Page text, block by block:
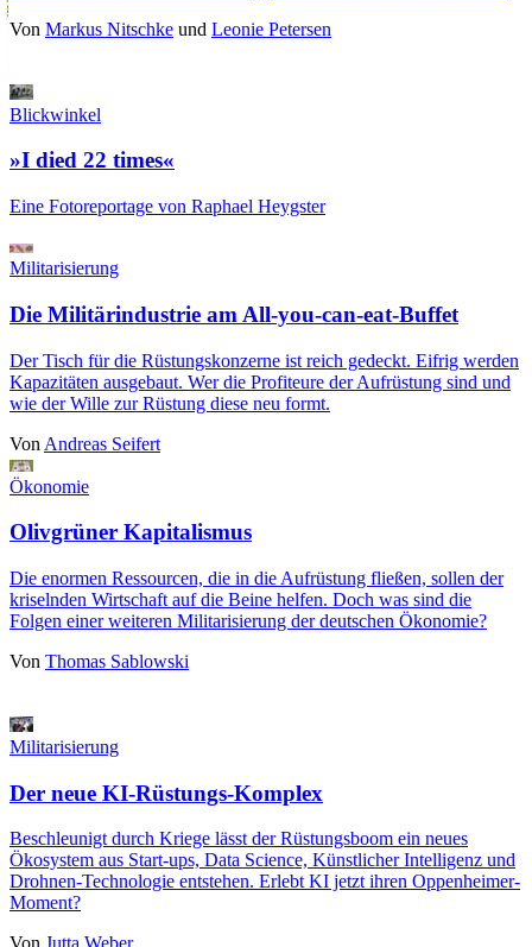
Von Markus Nitschke und Leonie Petersen
Blickwinkel
»I died 22 times«
Eine Fotoreportage von Raphael Heygster
Militarisierung
Die Militärindustrie am All-you-can-eat-Buffet
Der Tisch für die Rüstungskonzerne ist reich gedeckt. Eifrig werden
Kapazitäten ausgebaut. Wer die Profiteure der Aufrüstung sind und
wie der Wille zur Rüstung diese neu formt.
Von Andreas Seifert
Ökonomie
Olivgrüner Kapitalismus
Die enormen Ressourcen, die in die Aufrüstung fließen, sollen der
kriselnden Wirtschaft auf die Beine helfen. Doch was sind die
Folgen einer weiteren Militarisierung der deutschen Ökonomie?
Von Thomas Sablowski
Militarisierung
Der neue KI-Rüstungs-Komplex
Beschleunigt durch Kriege lässt der Rüstungsboom ein neues
Ökosystem aus Start-ups, Data Science, Künstlicher Intelligenz und
Drohnen-Technologie entstehen. Erlebt KI jetzt ihren Oppenheimer-
Moment?